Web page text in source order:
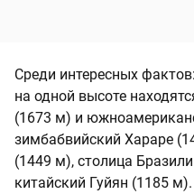
Среди интересных
на одной высоте
(1673 м) и
зимбабвийский Хараре
(1449 м), столица
китайский Гуйян (1185 м).